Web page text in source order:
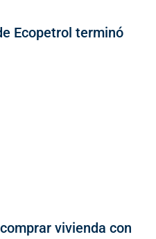
Ecopetrol terminó
vivienda con